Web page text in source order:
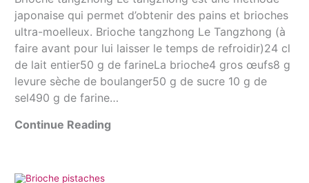
japonaise qui permet d’obtenir des pains et brioches
ultra-moelleux. Brioche tangzhong Le Tangzhong (à
faire avant pour lui laisser le temps de refroidir)24 cl
de lait entier50 g de farineLa brioche4 gros œufs8 g
levure sèche de boulanger50 g de sucre 10 g de
sel490 g de farine…
Continue Reading